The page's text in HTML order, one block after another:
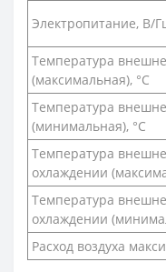
Электропитание, В/
Температура
(максимальная), °С
Температура
(минимальная), °С
Температура
охлаждении
Температура
охлаждении
Расход воздуха